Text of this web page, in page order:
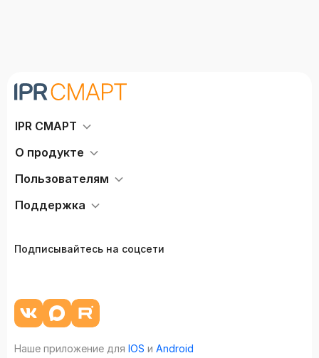
IPR СМАРТ
О продукте
Пользователям
Поддержка
Подписывайтесь на соцсети
Наше приложение для IOS и Android